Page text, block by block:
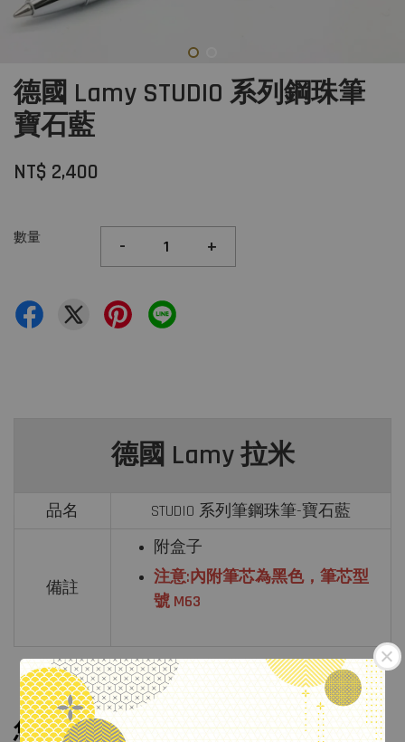
德國 Lamy STUDIO 系列鋼珠筆
寶石藍
NT$ 2,400
數量 - +
德國 Lamy 拉米
品名 STUDIO 系列筆鋼珠筆-寶石藍
備註
附盒子
注意:內附筆芯為黑色，筆芯型
號 M63
您可能也喜歡